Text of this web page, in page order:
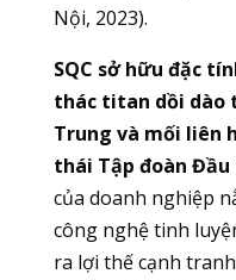
Nội, 2023).
SQC sở hữu đặc
thác titan dồi dào
Trung và mối liên
thái Tập đoàn Đầu
của doanh nghiệp
công nghệ tinh
ra lợi thế cạnh